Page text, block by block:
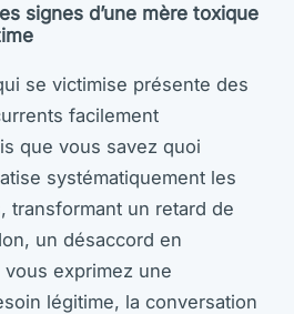
signes d’une mère toxique
se victimise présente des
facilement
que vous savez quoi
systématiquement les
transformant un retard de
un désaccord en
exprimez une
légitime, la conversation